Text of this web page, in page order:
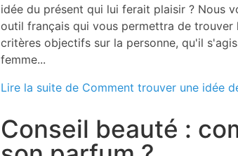
idée du présent qui lui ferait plaisir ? Nous
outil français qui vous permettra de
critères objectifs sur la personne, qu'il
femme...
Lire la suite de Comment trouver une idée
Conseil beauté :